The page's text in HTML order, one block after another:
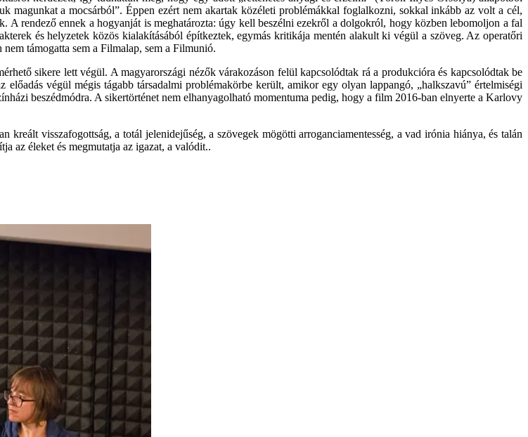
magunkat a mocsárból”. Éppen ezért nem akartak közéleti problémákkal foglalkozni, sokkal inkább az volt a cél,
A rendező ennek a hogyanját is meghatározta: úgy kell beszélni ezekről a dolgokról, hogy közben lebomoljon a fal
és helyzetek közös kialakításából építkeztek, egymás kritikája mentén alakult ki végül a szöveg. Az operatőri
támogatta sem a Filmalap, sem a Filmunió.
sikere lett végül. A magyarországi nézők várakozáson felül kapcsolódtak rá a produkcióra és kapcsolódtak be
végül mégis tágabb társadalmi problémakörbe került, amikor egy olyan lappangó, „halkszavú” értelmiségi
beszédmódra. A sikertörténet nem elhanyagolható momentuma pedig, hogy a film 2016-ban elnyerte a Karlovy
visszafogottság, a totál jelenidejűség, a szövegek mögötti arroganciamentesség, a vad irónia hiánya, és talán
az éleket és megmutatja az igazat, a valódit..